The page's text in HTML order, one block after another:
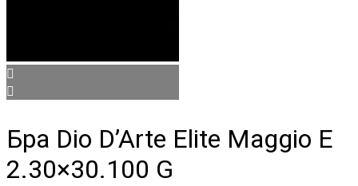
Бра Dio D’Arte Elite Maggio E
2.30×30.100 G